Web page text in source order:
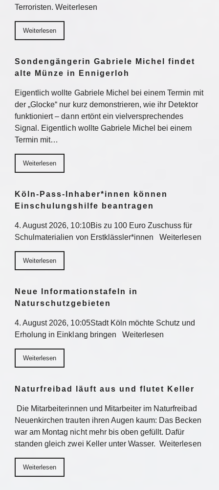
Terroristen. Weiterlesen
Weiterlesen
Sondengängerin Gabriele Michel findet
alte Münze in Ennigerloh
Eigentlich wollte Gabriele Michel bei einem Termin mit
der „Glocke“ nur kurz demonstrieren, wie ihr Detektor
funktioniert – dann ertönt ein vielversprechendes
Signal. Eigentlich wollte Gabriele Michel bei einem
Termin mit…
Weiterlesen
Köln-Pass-Inhaber*innen können
Einschulungshilfe beantragen
4. August 2026, 10:10Bis zu 100 Euro Zuschuss für
Schulmaterialien von Erstklässler*innen Weiterlesen
Weiterlesen
Neue Informationstafeln in
Naturschutzgebieten
4. August 2026, 10:05Stadt Köln möchte Schutz und
Erholung in Einklang bringen Weiterlesen
Weiterlesen
Naturfreibad läuft aus und flutet Keller
Die Mitarbeiterinnen und Mitarbeiter im Naturfreibad
Neuenkirchen trauten ihren Augen kaum: Das Becken
war am Montag nicht mehr bis oben gefüllt. Dafür
standen gleich zwei Keller unter Wasser. Weiterlesen
Weiterlesen